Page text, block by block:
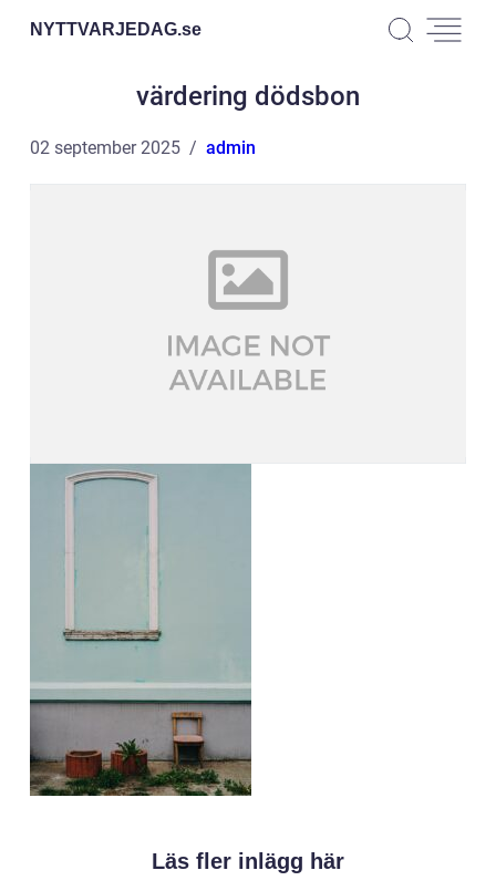
NYTTVARJEDAG.se
värdering dödsbon
02 september 2025 admin
Läs fler inlägg här